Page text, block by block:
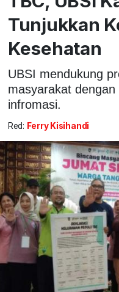
Tunjukkan
Kesehatan
UBSI mendukung
masyarakat
infromasi.
Red: Ferry Kisihandi